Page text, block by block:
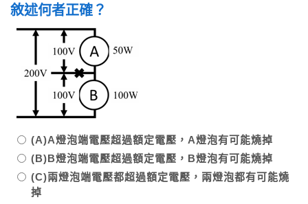
敘述何者正確？
(A)A燈泡端電壓超過額定電壓，A燈泡有可能燒掉
(B)B燈泡端電壓超過額定電壓，B燈泡有可能燒掉
(C)兩燈泡端電壓都超過額定電壓，兩燈泡都有可能燒
掉